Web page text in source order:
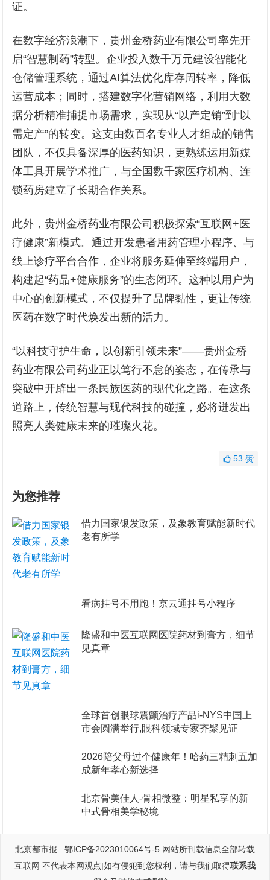
证。
在数字经济浪潮下，贵州金桥药业有限公司率先开
启“智慧制药”转型。企业投入数千万元建设智能化
仓储管理系统，通过AI算法优化库存周转率，降低
运营成本；同时，搭建数字化营销网络，利用大数
据分析精准捕捉市场需求，实现从“以产定销”到“以
需定产”的转变。这支由数百名专业人才组成的销售
团队，不仅具备深厚的医药知识，更熟练运用新媒
体工具开展学术推广，与全国数千家医疗机构、连
锁药房建立了长期合作关系。
此外，贵州金桥药业有限公司积极探索“互联网+医
疗健康”新模式。通过开发患者用药管理小程序、与
线上诊疗平台合作，企业将服务延伸至终端用户，
构建起“药品+健康服务”的生态闭环。这种以用户为
中心的创新模式，不仅提升了品牌黏性，更让传统
医药在数字时代焕发出新的活力。
“以科技守护生命，以创新引领未来”——贵州金桥
药业有限公司药业正以笃行不怠的姿态，在传承与
突破中开辟出一条民族医药的现代化之路。在这条
道路上，传统智慧与现代科技的碰撞，必将迸发出
照亮人类健康未来的璀璨火花。
53 赞
为您推荐
​借力国家银发政策，及象教育赋能新时代
老有所学
看病挂号不用跑！京云通挂号小程序
隆盛和中医互联网医院药材到膏方，细节
见真章
全球首创眼球震颤治疗产品i-NYS中国上
市会圆满举行,眼科领域专家齐聚见证
2026陪父母过个健康年！哈药三精刺五加
成新年孝心新选择
北京骨美佳人-骨相微整：明星私享的新
中式骨相美学秘境
北京都市报– 鄂ICP备2023010064号-5 网站所刊载信息全部转载
互联网 不代表本网观点|如有侵犯到您权利，请与我们取得联系我